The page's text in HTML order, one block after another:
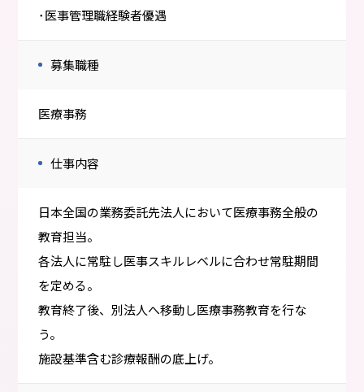
･医事管理職経験者優遇
募集職種
医療事務
仕事内容
日本全国の業務委託先法人において医療事務全般の
教育担当。
各法人に常駐し医事スキルレベルに合わせ常駐期間
を定める。
教育終了後、別法人へ移動し医療事務教育を行な
う。
施設基準含む診療報酬の底上げ。